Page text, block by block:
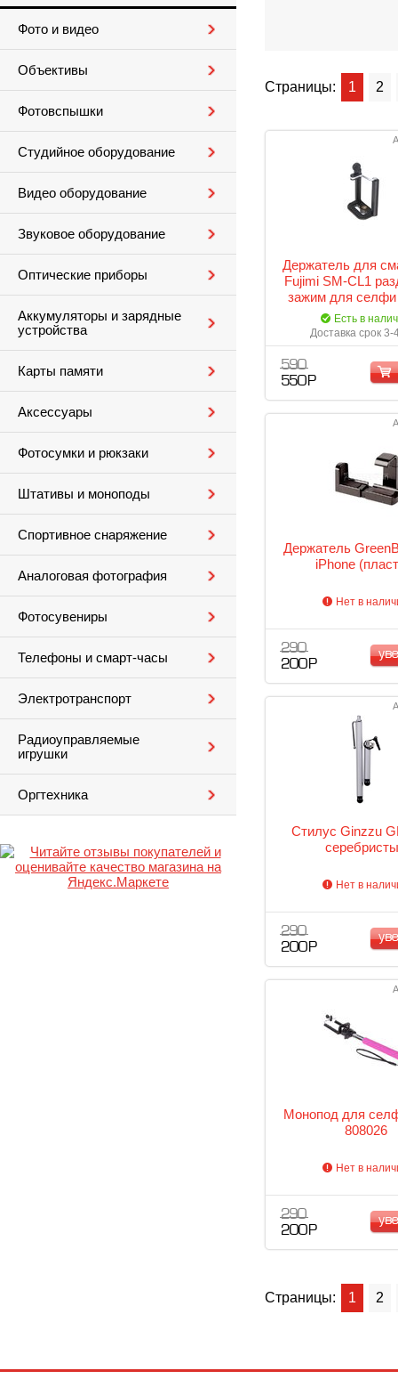
Фото и видео
Объективы
Фотовспышки
Студийное оборудование
Видео оборудование
Звуковое оборудование
Оптические приборы
Аккумуляторы и зарядные
устройства
Карты памяти
Аксессуары
Фотосумки и рюкзаки
Штативы и моноподы
Спортивное снаряжение
Аналоговая фотография
Фотосувениры
Телефоны и смарт-часы
Электротранспорт
Радиоуправляемые
игрушки
Оргтехника
Страницы: 1 2
Держатель для
Fujimi SM-CL1
зажим для селфи
Есть в
Доставка срок 3-
590
550 Р
Держатель
iPhone
Нет в
290
200 Р
Стилус Ginzzu
Нет в
290
200 Р
Монопод для
808026
Нет в
290
200 Р
Страницы: 1 2